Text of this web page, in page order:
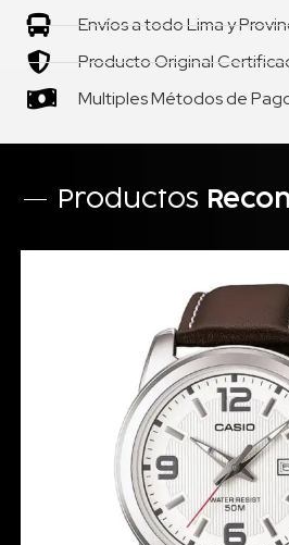
Envíos a todo Lima y
Producto Original
Multiples Métodos de
Productos